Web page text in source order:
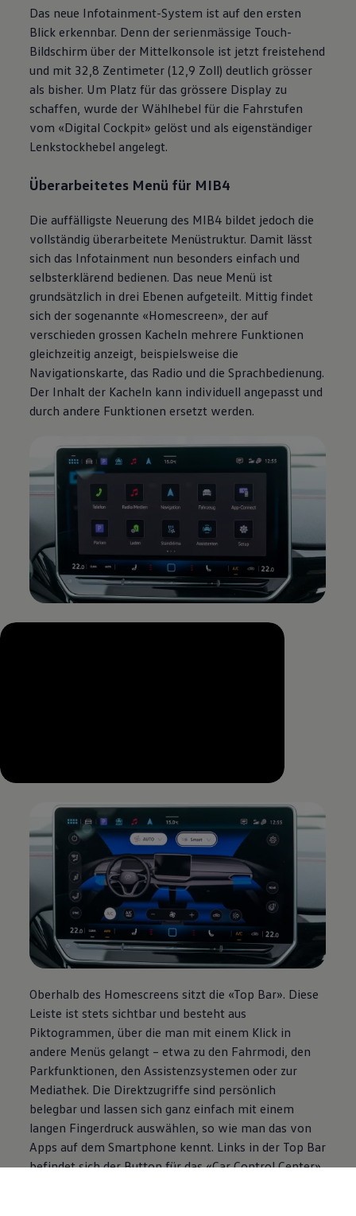
Das neue Infotainment-System ist auf den ersten
Blick erkennbar. Denn der serienmässige Touch-
Bildschirm über der Mittelkonsole ist jetzt freistehend
und mit 32,8 Zentimeter (12,9 Zoll) deutlich grösser
als bisher. Um Platz für das grössere Display zu
schaffen, wurde der Wählhebel für die Fahrstufen
vom «Digital Cockpit» gelöst und als eigenständiger
Lenkstockhebel angelegt.
Überarbeitetes Menü für MIB4
Die auffälligste Neuerung des MIB4 bildet jedoch die
vollständig überarbeitete Menüstruktur. Damit lässt
sich das Infotainment nun besonders einfach und
selbsterklärend bedienen. Das neue Menü ist
grundsätzlich in drei Ebenen aufgeteilt. Mittig findet
sich der sogenannte «Homescreen», der auf
verschieden grossen Kacheln mehrere Funktionen
gleichzeitig anzeigt, beispielsweise die
Navigationskarte, das Radio und die Sprachbedienung.
Der Inhalt der Kacheln kann individuell angepasst und
durch andere Funktionen ersetzt werden.
Remaining time, --:--
Oberhalb des Homescreens sitzt die «Top Bar». Diese
Leiste ist stets sichtbar und besteht aus
Piktogrammen, über die man mit einem Klick in
andere Menüs gelangt – etwa zu den Fahrmodi, den
Parkfunktionen, den Assistenzsystemen oder zur
Mediathek. Die Direktzugriffe sind persönlich
belegbar und lassen sich ganz einfach mit einem
langen Fingerdruck auswählen, so wie man das von
Apps auf dem Smartphone kennt. Links in der Top Bar
befindet sich der Button für das «Car Control Center»,